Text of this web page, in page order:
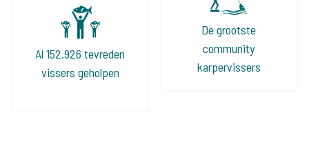
Al 152.926 tevreden
vissers geholpen
De grootste
community
karpervissers